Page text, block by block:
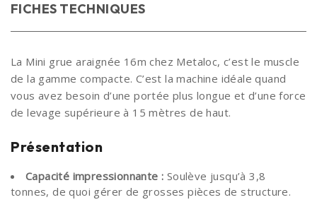
FICHES TECHNIQUES
La Mini grue araignée 16m chez Metaloc, c’est le muscle
de la gamme compacte. C’est la machine idéale quand
vous avez besoin d’une portée plus longue et d’une force
de levage supérieure à 15 mètres de haut.
Présentation
Capacité impressionnante : Soulève jusqu’à 3,8
tonnes, de quoi gérer de grosses pièces de structure.